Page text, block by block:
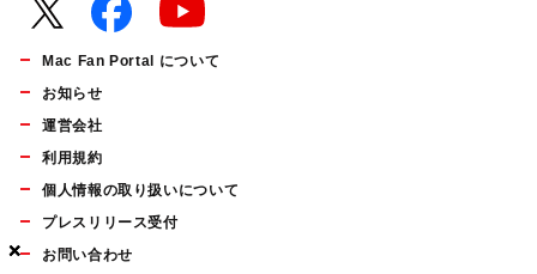
×
×
×
Mac Fan Portal について
お知らせ
運営会社
利用規約
個人情報の取り扱いについて
プレスリリース受付
お問い合わせ